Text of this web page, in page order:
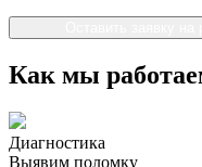
Как мы
Диагностика
Выявим поломку